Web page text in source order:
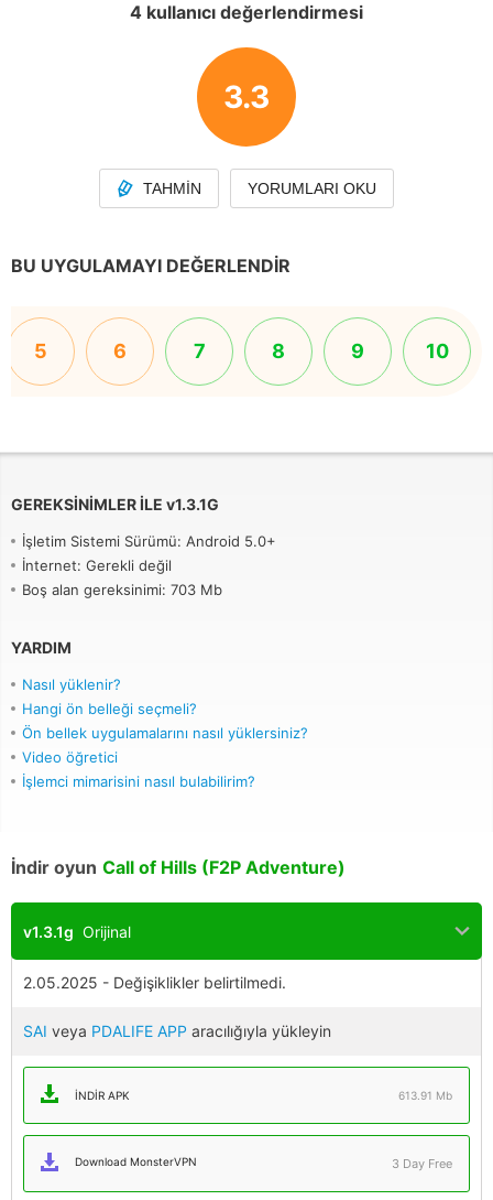
4 kullanıcı değerlendirmesi
3.3
TAHMIN YORUMLARI OKU
BU UYGULAMAYI DEĞERLENDIR
5 6 7 8 9 10
GEREKSINIMLER ILE v1.3.1G
İşletim Sistemi Sürümü: Android 5.0+
İnternet: Gerekli değil
Boş alan gereksinimi: 703 Mb
YARDIM
Nasıl yüklenir?
Hangi ön belleği seçmeli?
Ön bellek uygulamalarını nasıl yüklersiniz?
Video öğretici
İşlemci mimarisini nasıl bulabilirim?
İndir oyun Call of Hills (F2P Adventure)
v1.3.1g Orijinal
2.05.2025 - Değişiklikler belirtilmedi.
SAI veya PDALIFE APP aracılığıyla yükleyin
İNDIR APK 613.91 Mb
Download MonsterVPN 3 Day Free